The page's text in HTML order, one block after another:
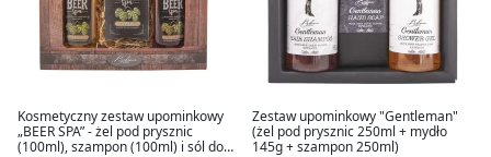
Kosmetyczny zestaw upominkowy
„BEER SPA” - żel pod prysznic
(100ml), szampon (100ml) i sól do
Zestaw upominkowy "Gentleman"
(żel pod prysznic 250ml + mydło
145g + szampon 250ml)